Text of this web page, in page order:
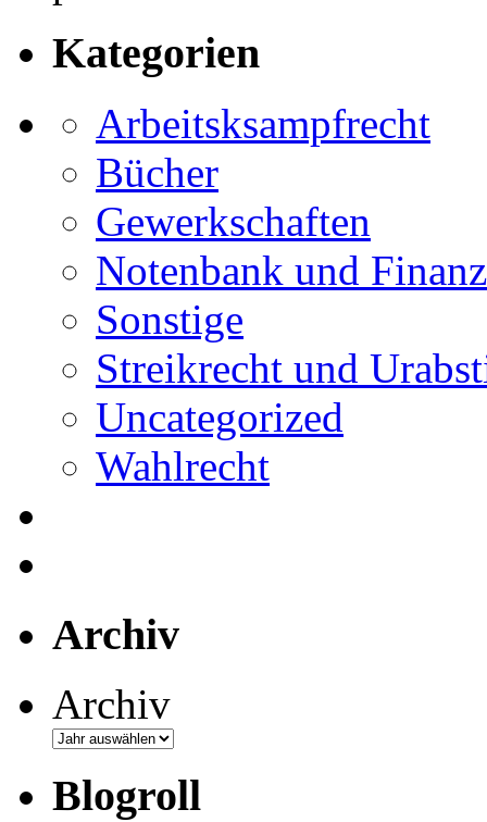
Kategorien
Arbeitsksampfrecht
Bücher
Gewerkschaften
Notenbank und
Sonstige
Streikrecht und
Uncategorized
Wahlrecht
Archiv
Archiv
Blogroll